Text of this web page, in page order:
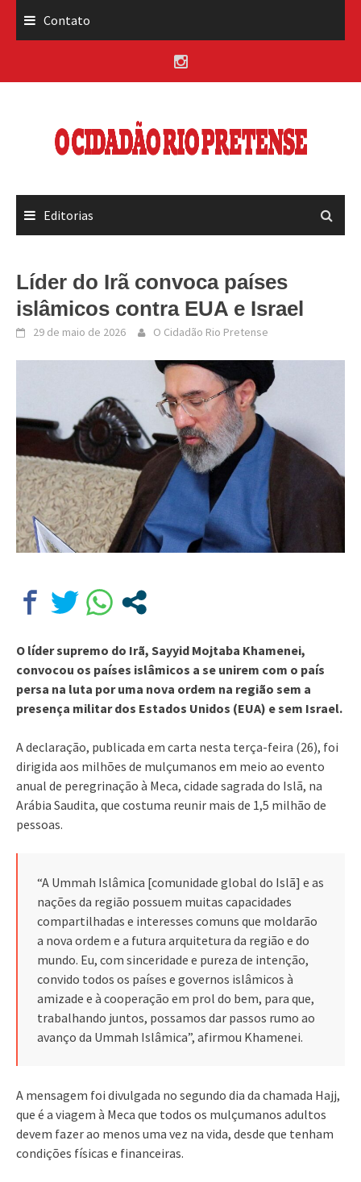
Contato
Editorias
Líder do Irã convoca países
islâmicos contra EUA e Israel
29 de maio de 2026 O Cidadão Rio Pretense
O líder supremo do Irã, Sayyid Mojtaba Khamenei,
convocou os países islâmicos a se unirem com o país
persa na luta por uma nova ordem na região sem a
presença militar dos Estados Unidos (EUA) e sem Israel.
A declaração, publicada em carta nesta terça-feira (26), foi
dirigida aos milhões de mulçumanos em meio ao evento
anual de peregrinação à Meca, cidade sagrada do Islã, na
Arábia Saudita, que costuma reunir mais de 1,5 milhão de
pessoas.
“A Ummah Islâmica [comunidade global do Islã] e as
nações da região possuem muitas capacidades
compartilhadas e interesses comuns que moldarão
a nova ordem e a futura arquitetura da região e do
mundo. Eu, com sinceridade e pureza de intenção,
convido todos os países e governos islâmicos à
amizade e à cooperação em prol do bem, para que,
trabalhando juntos, possamos dar passos rumo ao
avanço da Ummah Islâmica”, afirmou Khamenei.
A mensagem foi divulgada no segundo dia da chamada Hajj,
que é a viagem à Meca que todos os mulçumanos adultos
devem fazer ao menos uma vez na vida, desde que tenham
condições físicas e financeiras.